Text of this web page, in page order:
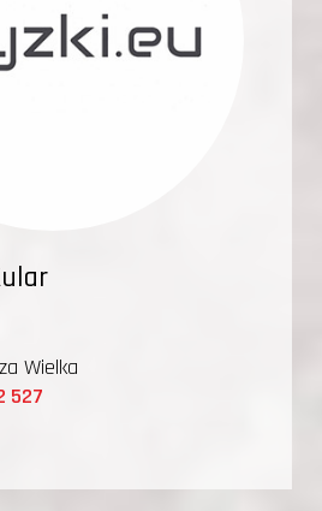
Wielka
527